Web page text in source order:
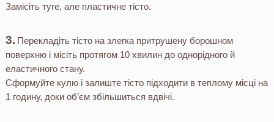
Замісіть туге, але пластичне тісто.
Перекладіть тісто на злегка притрушену борошном
поверхню і місіть протягом 10 хвилин до однорідного й
еластичного стану.
Сформуйте кулю і залиште тісто підходити в теплому місці на
1 годину, доки об’єм збільшиться вдвічі.